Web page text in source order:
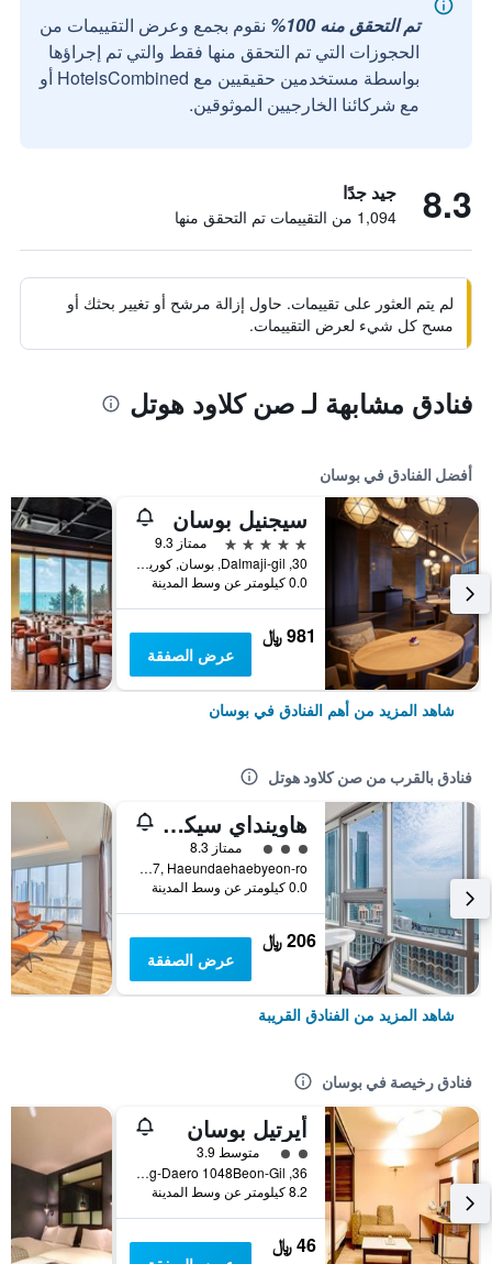
تم التحقق منه 100%
نقوم بجمع وعرض التقييمات من
الحجوزات التي تم التحقق منها فقط والتي تم إجراؤها
بواسطة مستخدمين حقيقيين مع HotelsCombined أو
مع شركائنا الخارجيين الموثوقين.
8.3 جيد جدًا
1,094 من التقييمات تم التحقق منها
لم يتم العثور على تقييمات. حاول إزالة مرشح أو تغيير بحثك أو
مسح كل شيء لعرض التقييمات.
فنادق مشابهة لـ صن كلاود هوتل
أفضل الفنادق في بوسان
سيجنيل بوسان
5 نجوم
ممتاز 9.3
30, Dalmaji-gil, بوسان, كوريا الجنوبية
0.0 كيلومتر عن وسط المدينة
981 ﷼
عرض الصفقة
شاهد المزيد من أهم الفنادق في بوسان
فنادق بالقرب من صن كلاود هوتل
هاوينداي سيكلاود هوتل ريزيدنس
تقييم فئة 3ممتاز 8.3
6F, 287, Haeundaehaebyeon-ro, بوسان, كوريا الجنوبية
0.0 كيلومتر عن وسط المدينة
206 ﷼
عرض الصفقة
شاهد المزيد من الفنادق القريبة
فنادق رخيصة في بوسان
أيرتيل بوسان
تقييم فئة 2متوسط 3.9
36, Nakdong-Daero 1048Beon-Gil, بوسان, كوريا الجنوبية
8.2 كيلومتر عن وسط المدينة
46 ﷼